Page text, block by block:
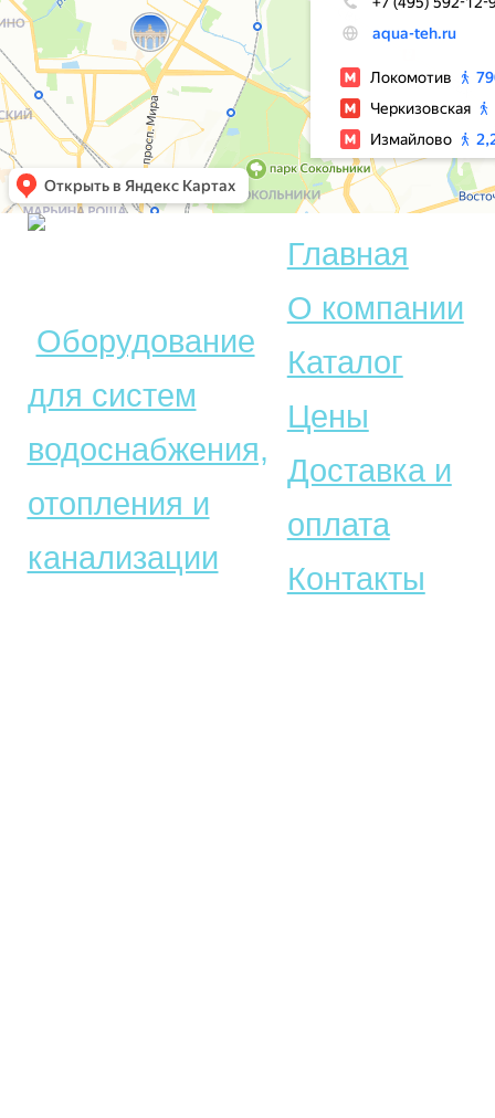
Оборудование
для систем
водоснабжения,
отопления и
канализации
Главная
О компании
Каталог
Цены
Доставка и
оплата
Контакты